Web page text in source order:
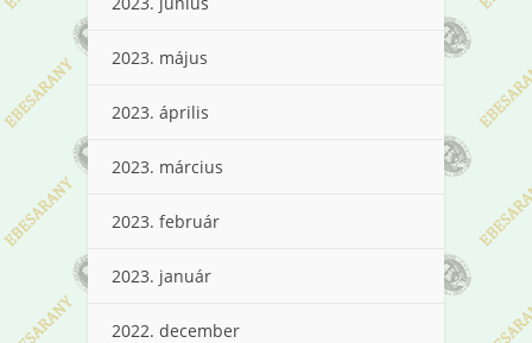
2023. május
2023. április
2023. március
2023. február
2023. január
2022. december